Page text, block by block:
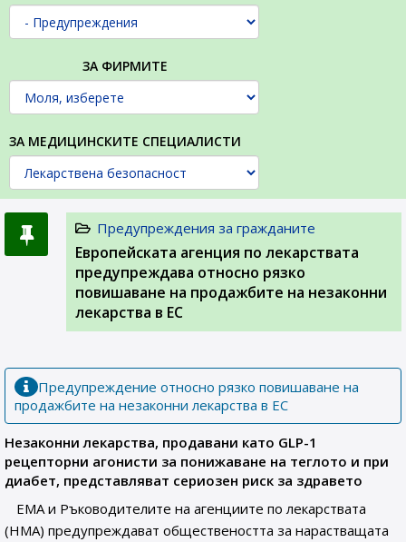
ЗА ФИРМИТЕ
ЗА МЕДИЦИНСКИТЕ СПЕЦИАЛИСТИ
Предупреждения за гражданите
Европейската агенция по лекарствата
предупреждава относно рязко
повишаване на продажбите на незаконни
лекарства в ЕС
Предупреждение относно рязко повишаване на
продажбите на незаконни лекарства в ЕС
Незаконни лекарства, продавани като GLP-1
рецепторни агонисти за понижаване на теглото и при
диабет, представляват сериозен риск за здравето
EMA и Ръководителите на агенциите по лекарствата
(HMA) предупреждават обществеността за нарастващата